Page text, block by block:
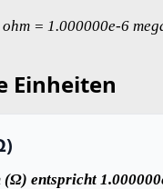
= 1.000000e-6
Einheiten
(Ω) entspricht